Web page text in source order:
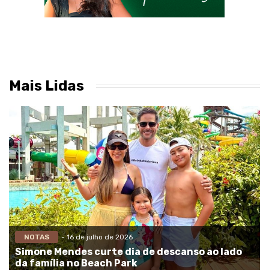
Mais Lidas
NOTAS - 16 de julho de 2026
Simone Mendes curte dia de descanso ao lado
da família no Beach Park